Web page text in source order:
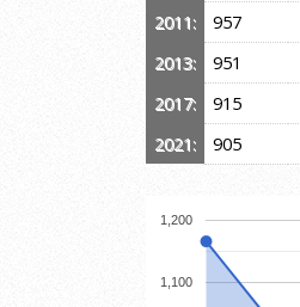
2011:
957
2013:
951
2017:
915
2021:
905
1,100
1,200